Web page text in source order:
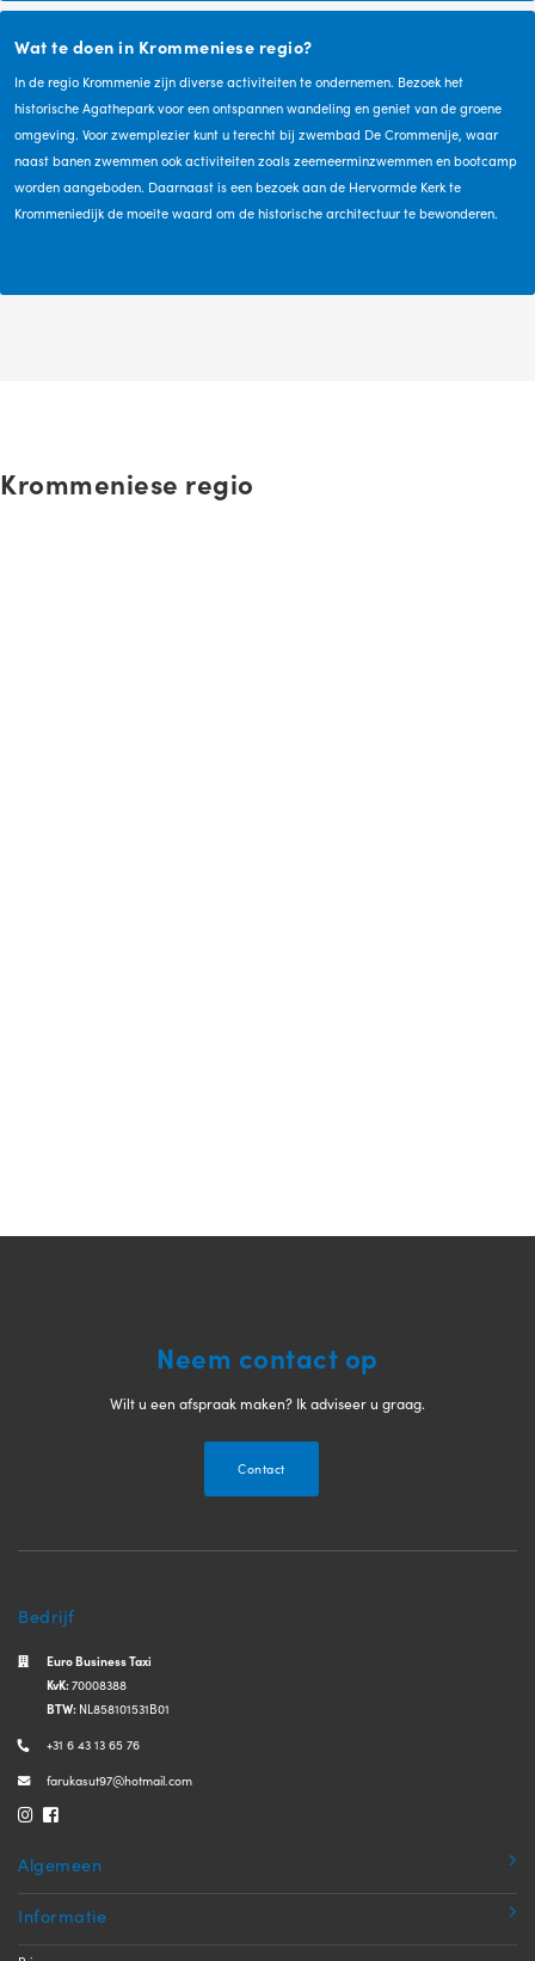
Wat te doen in Krommeniese regio?
In de regio Krommenie zijn diverse activiteiten te ondernemen. Bezoek het
historische Agathepark voor een ontspannen wandeling en geniet van de groene
omgeving. Voor zwemplezier kunt u terecht bij zwembad De Crommenije, waar
naast banen zwemmen ook activiteiten zoals zeemeerminzwemmen en bootcamp
worden aangeboden. Daarnaast is een bezoek aan de Hervormde Kerk te
Krommeniedijk de moeite waard om de historische architectuur te bewonderen.
Krommeniese regio
Neem contact op
Wilt u een afspraak maken? Ik adviseer u graag.
Contact
Bedrijf
Euro Business Taxi
KvK:70008388
BTW: NL858101531B01
+31 6 43 13 65 76
farukasut97@hotmail.com
Algemeen
Informatie